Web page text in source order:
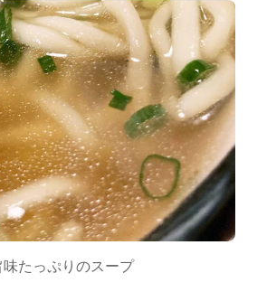
たっぷりのスープ